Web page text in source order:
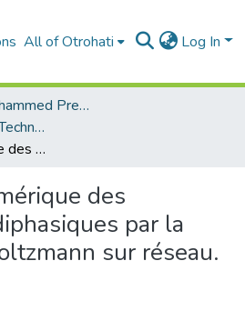
All of Otrohati Log In
Université Mohammed Premier - Oujda
CEDoc en Sciences, Technologies, Ingénierie et Santé
Simulation numérique des écoulements diphasiques par la méthode de Boltzmann sur réseau.
des
par la
sur réseau.